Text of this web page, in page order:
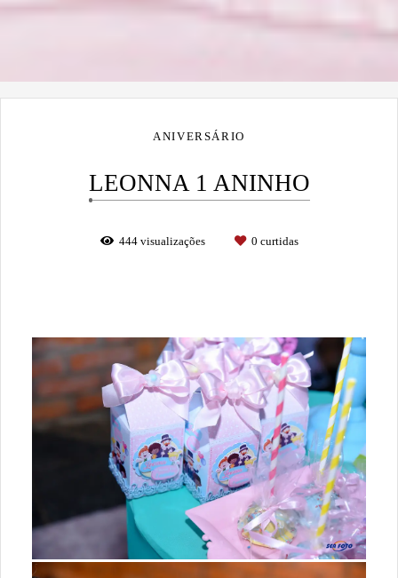
ANIVERSÁRIO
LEONNA 1 ANINHO
444visualizações 0 curtidas